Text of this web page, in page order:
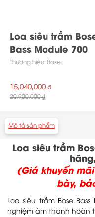
Loa siêu trầm
Bass Module 700
Thương hiệu: Bose
15,040,000 ₫
20,900,000 ₫
Mô tả sản phẩm
Loa siêu trầm
(Giá khuyến
bày,
Loa siêu trầm Bose
nghiệm âm thanh hoàn